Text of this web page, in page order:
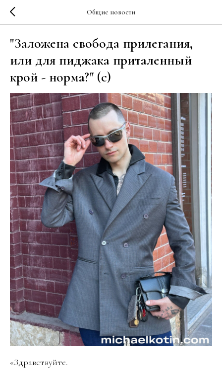
Общие новости
"Заложена свобода прилегания,
или для пиджака приталенный
крой - норма?" (c)
«Здравствуйте.